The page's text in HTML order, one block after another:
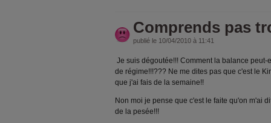
Comprends pas
publié le 10/04/2010 à 11:41
Je suis dégoutée!!! Comment la balance
de régime!!!??? Ne me dites pas que c'est le
que j'ai fais de la semaine!!
Non moi je pense que c'est le faite qu'on m'ai
de la pesée!!!